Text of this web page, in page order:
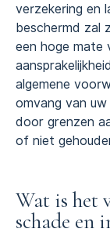
verzekering en
beschermd zal
een hoge mate
algemene
omvang van
door grenzen
of niet
Wat is het
schade en